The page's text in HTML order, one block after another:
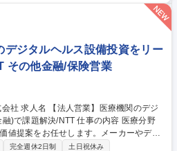
料作成などを含めてフォローを行って頂
業会議等の会議資料の作成 配車業務の補
日
デジタルヘルス設備投資をリー
その他金融/保険営業
関のデジ
/NTT 仕事の内容 医療分野
値提案をお任せします。メーカーやディ
じ、デジタルヘルス領域における独自ポ
完全週休2日制 土日祝休み